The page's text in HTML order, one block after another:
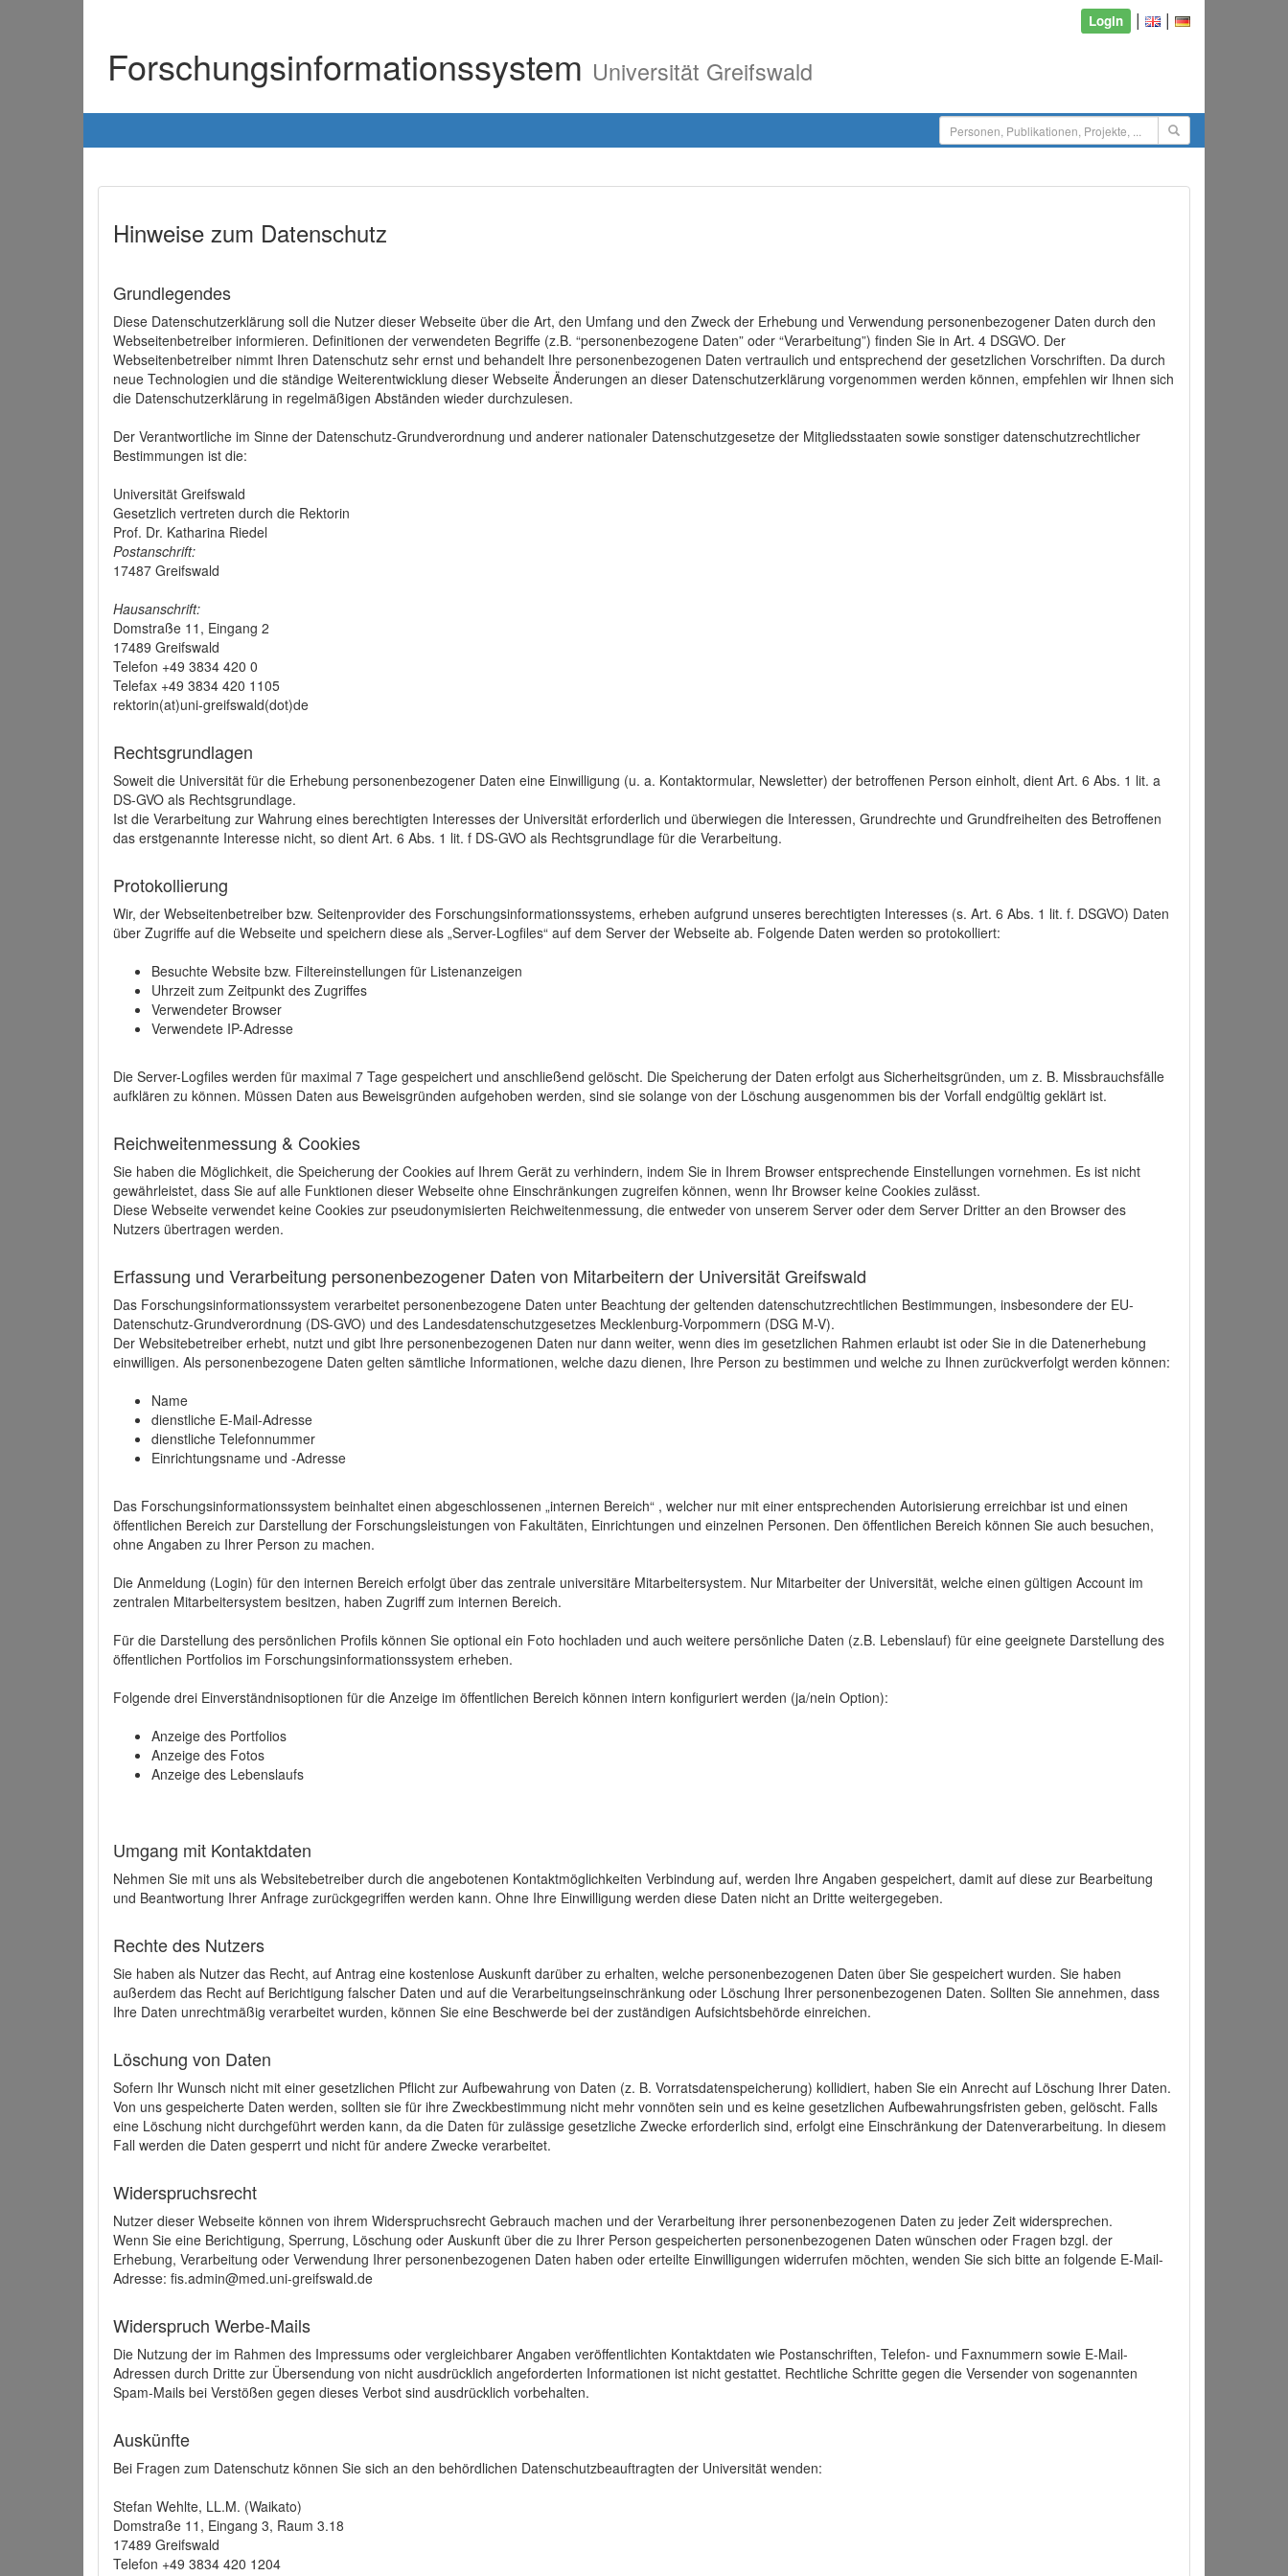
Login | |
Forschungsinformationssystem Universität Greifswald
Hinweise zum Datenschutz
Grundlegendes
Diese Datenschutzerklärung soll die Nutzer dieser Webseite über die Art, den Umfang und den Zweck der Erhebung und Verwendung personenbezogener Daten durch den
Webseitenbetreiber informieren. Definitionen der verwendeten Begriffe (z.B. “personenbezogene Daten” oder “Verarbeitung”) finden Sie in Art. 4 DSGVO. Der
Webseitenbetreiber nimmt Ihren Datenschutz sehr ernst und behandelt Ihre personenbezogenen Daten vertraulich und entsprechend der gesetzlichen Vorschriften. Da durch
neue Technologien und die ständige Weiterentwicklung dieser Webseite Änderungen an dieser Datenschutzerklärung vorgenommen werden können, empfehlen wir Ihnen sich
die Datenschutzerklärung in regelmäßigen Abständen wieder durchzulesen.
Der Verantwortliche im Sinne der Datenschutz-Grundverordnung und anderer nationaler Datenschutzgesetze der Mitgliedsstaaten sowie sonstiger datenschutzrechtlicher
Bestimmungen ist die:
Universität Greifswald
Gesetzlich vertreten durch die Rektorin
Prof. Dr. Katharina Riedel
Postanschrift:
17487 Greifswald
Hausanschrift:
Domstraße 11, Eingang 2
17489 Greifswald
Telefon +49 3834 420 0
Telefax +49 3834 420 1105
rektorin(at)uni-greifswald(dot)de
Rechtsgrundlagen
Soweit die Universität für die Erhebung personenbezogener Daten eine Einwilligung (u. a. Kontaktormular, Newsletter) der betroffenen Person einholt, dient Art. 6 Abs. 1 lit. a
DS-GVO als Rechtsgrundlage.
Ist die Verarbeitung zur Wahrung eines berechtigten Interesses der Universität erforderlich und überwiegen die Interessen, Grundrechte und Grundfreiheiten des Betroffenen
das erstgenannte Interesse nicht, so dient Art. 6 Abs. 1 lit. f DS-GVO als Rechtsgrundlage für die Verarbeitung.
Protokollierung
Wir, der Webseitenbetreiber bzw. Seitenprovider des Forschungsinformationssystems, erheben aufgrund unseres berechtigten Interesses (s. Art. 6 Abs. 1 lit. f. DSGVO) Daten
über Zugriffe auf die Webseite und speichern diese als „Server-Logfiles“ auf dem Server der Webseite ab. Folgende Daten werden so protokolliert:
Besuchte Website bzw. Filtereinstellungen für Listenanzeigen
Uhrzeit zum Zeitpunkt des Zugriffes
Verwendeter Browser
Verwendete IP-Adresse
Die Server-Logfiles werden für maximal 7 Tage gespeichert und anschließend gelöscht. Die Speicherung der Daten erfolgt aus Sicherheitsgründen, um z. B. Missbrauchsfälle
aufklären zu können. Müssen Daten aus Beweisgründen aufgehoben werden, sind sie solange von der Löschung ausgenommen bis der Vorfall endgültig geklärt ist.
Reichweitenmessung & Cookies
Sie haben die Möglichkeit, die Speicherung der Cookies auf Ihrem Gerät zu verhindern, indem Sie in Ihrem Browser entsprechende Einstellungen vornehmen. Es ist nicht
gewährleistet, dass Sie auf alle Funktionen dieser Webseite ohne Einschränkungen zugreifen können, wenn Ihr Browser keine Cookies zulässt.
Diese Webseite verwendet keine Cookies zur pseudonymisierten Reichweitenmessung, die entweder von unserem Server oder dem Server Dritter an den Browser des
Nutzers übertragen werden.
Erfassung und Verarbeitung personenbezogener Daten von Mitarbeitern der Universität Greifswald
Das Forschungsinformationssystem verarbeitet personenbezogene Daten unter Beachtung der geltenden datenschutzrechtlichen Bestimmungen, insbesondere der EU-
Datenschutz-Grundverordnung (DS-GVO) und des Landesdatenschutzgesetzes Mecklenburg-Vorpommern (DSG M-V).
Der Websitebetreiber erhebt, nutzt und gibt Ihre personenbezogenen Daten nur dann weiter, wenn dies im gesetzlichen Rahmen erlaubt ist oder Sie in die Datenerhebung
einwilligen. Als personenbezogene Daten gelten sämtliche Informationen, welche dazu dienen, Ihre Person zu bestimmen und welche zu Ihnen zurückverfolgt werden können:
Name
dienstliche E-Mail-Adresse
dienstliche Telefonnummer
Einrichtungsname und -Adresse
Das Forschungsinformationssystem beinhaltet einen abgeschlossenen „internen Bereich“ , welcher nur mit einer entsprechenden Autorisierung erreichbar ist und einen
öffentlichen Bereich zur Darstellung der Forschungsleistungen von Fakultäten, Einrichtungen und einzelnen Personen. Den öffentlichen Bereich können Sie auch besuchen,
ohne Angaben zu Ihrer Person zu machen.
Die Anmeldung (Login) für den internen Bereich erfolgt über das zentrale universitäre Mitarbeitersystem. Nur Mitarbeiter der Universität, welche einen gültigen Account im
zentralen Mitarbeitersystem besitzen, haben Zugriff zum internen Bereich.
Für die Darstellung des persönlichen Profils können Sie optional ein Foto hochladen und auch weitere persönliche Daten (z.B. Lebenslauf) für eine geeignete Darstellung des
öffentlichen Portfolios im Forschungsinformationssystem erheben.
Folgende drei Einverständnisoptionen für die Anzeige im öffentlichen Bereich können intern konfiguriert werden (ja/nein Option):
Anzeige des Portfolios
Anzeige des Fotos
Anzeige des Lebenslaufs
Umgang mit Kontaktdaten
Nehmen Sie mit uns als Websitebetreiber durch die angebotenen Kontaktmöglichkeiten Verbindung auf, werden Ihre Angaben gespeichert, damit auf diese zur Bearbeitung
und Beantwortung Ihrer Anfrage zurückgegriffen werden kann. Ohne Ihre Einwilligung werden diese Daten nicht an Dritte weitergegeben.
Rechte des Nutzers
Sie haben als Nutzer das Recht, auf Antrag eine kostenlose Auskunft darüber zu erhalten, welche personenbezogenen Daten über Sie gespeichert wurden. Sie haben
außerdem das Recht auf Berichtigung falscher Daten und auf die Verarbeitungseinschränkung oder Löschung Ihrer personenbezogenen Daten. Sollten Sie annehmen, dass
Ihre Daten unrechtmäßig verarbeitet wurden, können Sie eine Beschwerde bei der zuständigen Aufsichtsbehörde einreichen.
Löschung von Daten
Sofern Ihr Wunsch nicht mit einer gesetzlichen Pflicht zur Aufbewahrung von Daten (z. B. Vorratsdatenspeicherung) kollidiert, haben Sie ein Anrecht auf Löschung Ihrer Daten.
Von uns gespeicherte Daten werden, sollten sie für ihre Zweckbestimmung nicht mehr vonnöten sein und es keine gesetzlichen Aufbewahrungsfristen geben, gelöscht. Falls
eine Löschung nicht durchgeführt werden kann, da die Daten für zulässige gesetzliche Zwecke erforderlich sind, erfolgt eine Einschränkung der Datenverarbeitung. In diesem
Fall werden die Daten gesperrt und nicht für andere Zwecke verarbeitet.
Widerspruchsrecht
Nutzer dieser Webseite können von ihrem Widerspruchsrecht Gebrauch machen und der Verarbeitung ihrer personenbezogenen Daten zu jeder Zeit widersprechen.
Wenn Sie eine Berichtigung, Sperrung, Löschung oder Auskunft über die zu Ihrer Person gespeicherten personenbezogenen Daten wünschen oder Fragen bzgl. der
Erhebung, Verarbeitung oder Verwendung Ihrer personenbezogenen Daten haben oder erteilte Einwilligungen widerrufen möchten, wenden Sie sich bitte an folgende E-Mail-
Adresse: fis.admin@med.uni-greifswald.de
Widerspruch Werbe-Mails
Die Nutzung der im Rahmen des Impressums oder vergleichbarer Angaben veröffentlichten Kontaktdaten wie Postanschriften, Telefon- und Faxnummern sowie E-Mail-
Adressen durch Dritte zur Übersendung von nicht ausdrücklich angeforderten Informationen ist nicht gestattet. Rechtliche Schritte gegen die Versender von sogenannten
Spam-Mails bei Verstößen gegen dieses Verbot sind ausdrücklich vorbehalten.
Auskünfte
Bei Fragen zum Datenschutz können Sie sich an den behördlichen Datenschutzbeauftragten der Universität wenden:
Stefan Wehlte, LL.M. (Waikato)
Domstraße 11, Eingang 3, Raum 3.18
17489 Greifswald
Telefon +49 3834 420 1204